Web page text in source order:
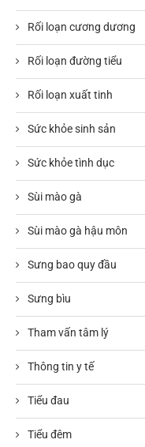
Rối loạn cương dương
Rối loạn đường tiểu
Rối loạn xuất tinh
Sức khỏe sinh sản
Sức khỏe tình dục
Sùi mào gà
Sùi mào gà hậu môn
Sưng bao quy đầu
Sưng bìu
Tham vấn tâm lý
Thông tin y tế
Tiểu đau
Tiểu đêm